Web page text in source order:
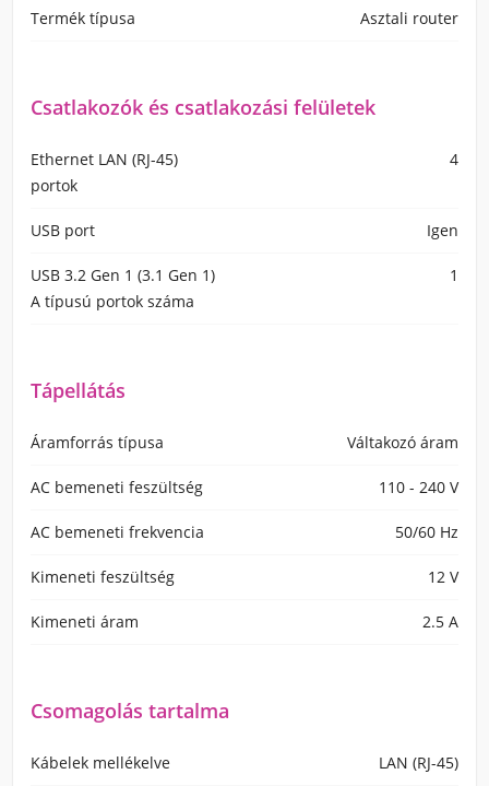
Termék típusa Asztali router
Csatlakozók és csatlakozási felületek
Ethernet LAN (RJ-45)
portok
4
USB port Igen
USB 3.2 Gen 1 (3.1 Gen 1)
A típusú portok száma
1
Tápellátás
Áramforrás típusa Váltakozó áram
AC bemeneti feszültség 110 - 240 V
AC bemeneti frekvencia 50/60 Hz
Kimeneti feszültség 12 V
Kimeneti áram 2.5 A
Csomagolás tartalma
Kábelek mellékelve LAN (RJ-45)